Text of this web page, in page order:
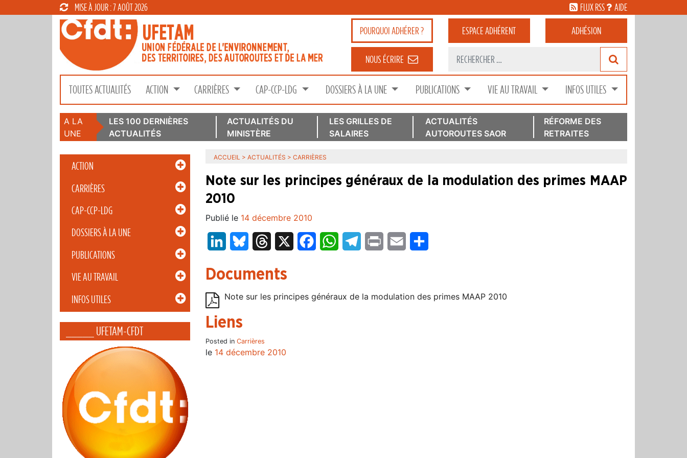
MISE À JOUR : 7 AOÛT 2026 FLUX RSS AIDE
POURQUOIADHÉRER ? ESPACEADHÉRENT ADHÉSION
NOUS ÉCRIRE
TOUTES ACTUALITÉS ACTION CARRIÈRES CAP-CCP-LDG DOSSIERS À LA UNE PUBLICATIONS VIE AU TRAVAIL INFOS UTILES
A LA
UNE
LES 100 DERNIÈRES
ACTUALITÉS
ACTUALITÉS DU
MINISTÈRE
LES GRILLES DE
SALAIRES
ACTUALITÉS
AUTOROUTES SAOR
RÉFORME DES
RETRAITES
ACTION
CARRIÈRES
CAP-CCP-LDG
DOSSIERS À LA UNE
PUBLICATIONS
VIE AU TRAVAIL
INFOS UTILES
_____ UFETAM-CFDT
ACCUEIL > ACTUALITÉS > CARRIÈRES
Note sur les principes généraux de la modulation des primes MAAP
2010
Publié le 14 décembre 2010
LinkedInBluesky Threads FacebookWhatsAppTelegram
Print Email
Documents
Note sur les principes généraux de la modulation des primes MAAP 2010
Liens
Posted in Carrières
le 14 décembre 2010